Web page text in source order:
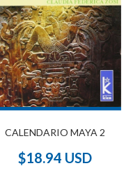
CALENDARIO MAYA 2
$18.94 USD